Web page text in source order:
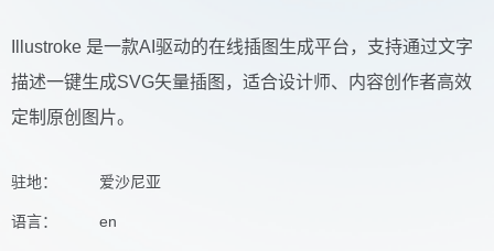
Illustroke 是一款AI驱动的在线插图生成平台，支持通过文字
描述一键生成SVG矢量插图，适合设计师、内容创作者高效
定制原创图片。
驻地： 爱沙尼亚
语言： en